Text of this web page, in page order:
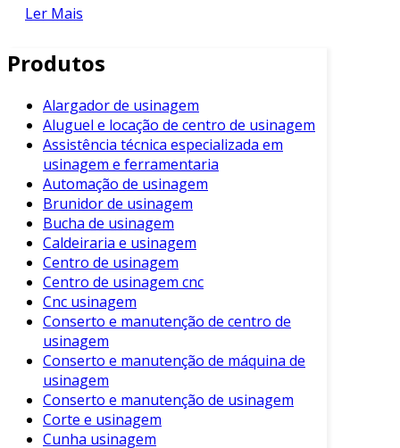
A adoção de um centro de usinagem oferece
destacam no mercado. Em primeiro lugar, a
aumentada. Ao reunir múltiplas operações em
uma única máquina, os centros de usinagem
minimizam o tempo de setup e o manuseio das
peças, permitindo uma produção contínua e
fluida. Além disso, a precisão da usinagem é
extremamente elevada, o que se traduz em
menos desperdício de material e maior
qualidade do produto final. Isso, por sua vez,
pode posicionar sua empresa como uma líder
em confiabilidade e qualidade frente à
concorrência.
Além dos benefícios mencionados, a
flexibilidadeoferecida pelos centros de
usinagem é imbatível. Eles são capazes de
trabalhar com uma ampla variedade de
Ler Mais
Produtos
Alargador de usinagem
Aluguel e locação de centro de usinagem
Assistência técnica especializada em
usinagem e ferramentaria
Automação de usinagem
Brunidor de usinagem
Bucha de usinagem
Caldeiraria e usinagem
Centro de usinagem
Centro de usinagem cnc
Cnc usinagem
Conserto e manutenção de centro de
usinagem
Conserto e manutenção de máquina de
usinagem
Conserto e manutenção de usinagem
Corte e usinagem
Cunha usinagem